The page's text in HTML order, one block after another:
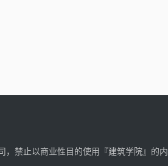
，禁止以商业性目的使用『建筑学院』的